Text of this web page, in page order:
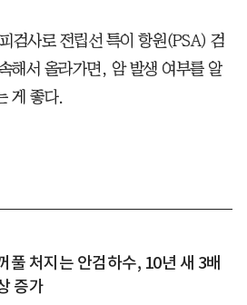
검사로 전립선 특이 항원(PSA) 검
해서 올라가면, 암 발생 여부를 알
게 좋다.
풀 처지는 안검하수, 10년 새 3배
증가